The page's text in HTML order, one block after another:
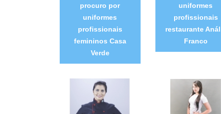
procuro por
uniformes
profissionais
femininos Casa
Verde
uniformes
profissionais
restaurante
Franco